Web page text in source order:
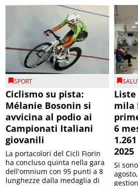
SPORT
Ciclismo su pista:
Mélanie Bosonin si
avvicina al podio ai
Campionati Italiani
giovanili
La portacolori del Cicli Fiorin
ha concluso quinta nella gara
dell'omnium con 95 punti a 8
lunghezze dalla medaglia di
Liste
mila
6
2025
Si